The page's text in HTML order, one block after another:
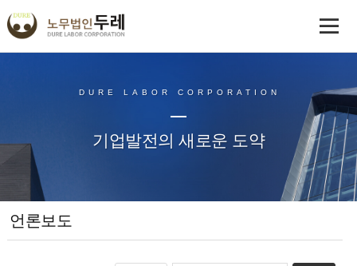
DURE LABOR CORPORATION
기업발전의 새로운 도약
언론보도